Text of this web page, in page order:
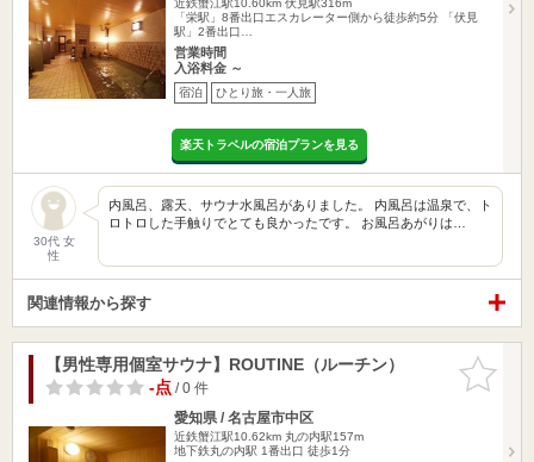
近鉄蟹江駅10.60km 伏見駅316m
「栄駅」8番出口エスカレーター側から徒歩約5分 「伏見
駅」2番出口…
営業時間
入浴料金 ～
宿泊 ひとり旅・一人旅
楽天トラベルの宿泊プランを見る
30代 女
性
内風呂、露天、サウナ水風呂がありました。 内風呂は温泉で、ト
ロトロした手触りでとても良かったです。 お風呂あがりは…
関連情報から探す
お気に入
りに追加
【男性専用個室サウナ】ROUTINE（ルーチン）
-点/ 0 件
愛知県 / 名古屋市中区
近鉄蟹江駅10.62km 丸の内駅157m
地下鉄丸の内駅 1番出口 徒歩1分